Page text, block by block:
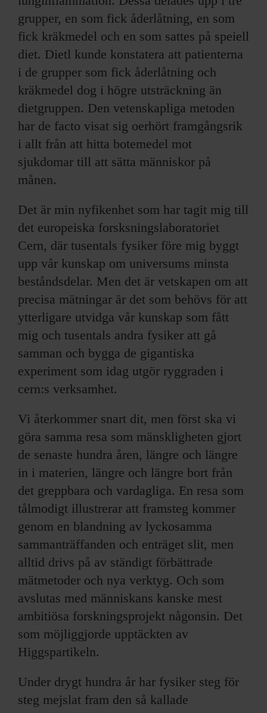
grupper, en som fick åderlåtning, en som
fick kräkmedel och en som sattes på speiell
diet. Dietl kunde konstatera att patienterna
i de grupper som fick åderlåtning och
kräkmedel dog i högre utsträckning än
dietgruppen. Den vetenskapliga metoden
har de facto visat sig oerhört framgångsrik
i allt från att hitta botemedel mot
sjukdomar till att sätta människor på
månen.
Det är min nyfikenhet som har tagit mig till
det europeiska forsksningslaboratoriet
Cern, där tusentals fysiker före mig byggt
upp vår kunskap om universums minsta
beståndsdelar. Men det är vetskapen om att
precisa mätningar är det som behövs för att
ytterligare utvidga vår kunskap som fått
mig och tusentals andra fysiker att gå
samman och bygga de gigantiska
experiment som idag utgör ryggraden i
cern:s verksamhet.
Vi återkommer snart dit, men först ska vi
göra samma resa som mänskligheten gjort
de senaste hundra åren, längre och längre
in i materien, längre och längre bort från
det greppbara och vardagliga. En resa som
tålmodigt illustrerar att framsteg kommer
genom en blandning av lyckosamma
sammanträffanden och enträget slit, men
alltid drivs på av ständigt förbättrade
mätmetoder och nya verktyg. Och som
avslutas med människans kanske mest
ambitiösa forskningsprojekt någonsin. Det
som möjliggjorde upptäckten av
Higgspartikeln.
Under drygt hundra år har fysiker steg för
steg mejslat fram den så kallade